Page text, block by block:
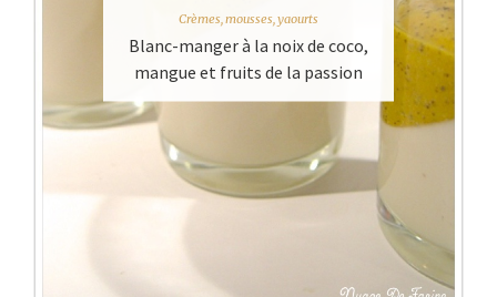
Crèmes, mousses, yaourts
Blanc-manger à la noix de coco,
mangue et fruits de la passion